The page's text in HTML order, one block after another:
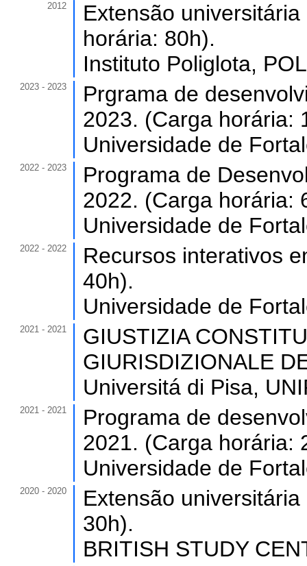
2012
Extensão
horária: 80h).
Instituto Poliglota,
2023 - 2023
Prgrama de
2023. (Carga horária:
Universidade de
2022 - 2023
Programa de
2022. (Carga horária:
Universidade de
2022 - 2022
Recursos interativos
40h).
Universidade de
2021 - 2021
GIUSTIZIA
GIURISDIZIONALE
Universitá di Pisa,
2021 - 2021
Programa de
2021. (Carga horária:
Universidade de
2020 - 2020
Extensão
30h).
BRITISH STUDY